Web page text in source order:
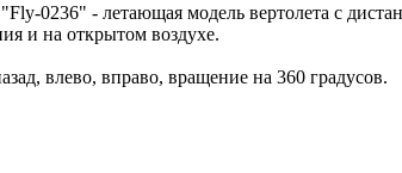
0236" - летающая модель вертолета с
и на открытом воздухе.
влево, вправо, вращение на 360 градусов.